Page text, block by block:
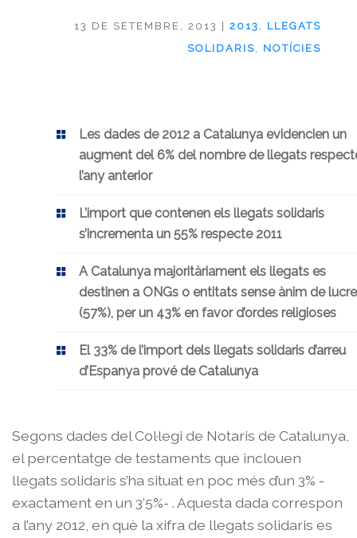
13 DE SETEMBRE, 2013 |2013 , LLEGATS
SOLIDARIS, NOTÍCIES
Les dades de 2012 a Catalunya evidencien un
augment del 6% del nombre de llegats
l’any anterior
L’import que contenen els llegats solidaris
s’incrementa un 55% respecte 2011
A Catalunya majoritàriament els llegats es
destinen a ONGs o entitats sense ànim de lucre
(57%), per un 43% en favor d’ordes religioses
El 33% de l’import dels llegats solidaris d’arreu
d’Espanya prové de Catalunya
Segons dades del Col·legi de Notaris de Catalunya,
el percentatge de testaments que inclouen
llegats solidaris s’ha situat en poc més d’un 3% -
exactament en un 3’5%- . Aquesta dada correspon
a l’any 2012, en què la xifra de llegats solidaris es